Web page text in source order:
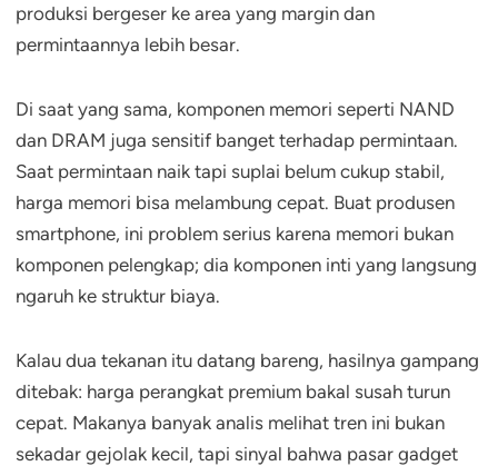
produksi bergeser ke area yang margin dan
permintaannya lebih besar.
Di saat yang sama, komponen memori seperti NAND
dan DRAM juga sensitif banget terhadap permintaan.
Saat permintaan naik tapi suplai belum cukup stabil,
harga memori bisa melambung cepat. Buat produsen
smartphone, ini problem serius karena memori bukan
komponen pelengkap; dia komponen inti yang langsung
ngaruh ke struktur biaya.
Kalau dua tekanan itu datang bareng, hasilnya gampang
ditebak: harga perangkat premium bakal susah turun
cepat. Makanya banyak analis melihat tren ini bukan
sekadar gejolak kecil, tapi sinyal bahwa pasar gadget